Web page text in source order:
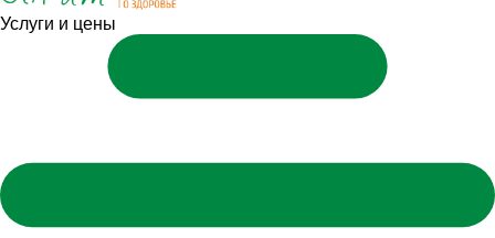
Услуги и цены